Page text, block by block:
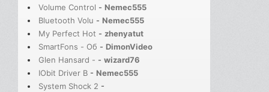
Volume Control - Nemec555
Bluetooth Volu - Nemec555
My Perfect Hot - zhenyatut
SmartFons - Об - DimonVideo
Glen Hansard - - wizard76
IObit Driver B - Nemec555
System Shock 2 -